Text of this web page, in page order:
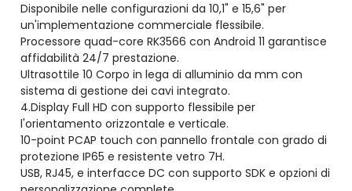
Disponibile nelle configurazioni da 10,1" e 15,6" per
un'implementazione commerciale flessibile.
Processore quad-core RK3566 con Android 11 garantisce
affidabilità 24/7 prestazione.
Ultrasottile 10 Corpo in lega di alluminio da mm con
sistema di gestione dei cavi integrato.
4.Display Full HD con supporto flessibile per
l'orientamento orizzontale e verticale.
10-point PCAP touch con pannello frontale con grado di
protezione IP65 e resistente vetro 7H.
USB, RJ45, e interfacce DC con supporto SDK e opzioni di